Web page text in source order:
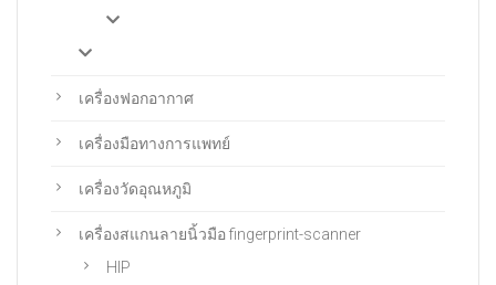
เครื่องฟอกอากาศ
เครื่องมือทางการแพทย์
เครื่องวัดอุณหภูมิ
เครื่องสแกนลายนิ้วมือ fingerprint-scanner
HIP